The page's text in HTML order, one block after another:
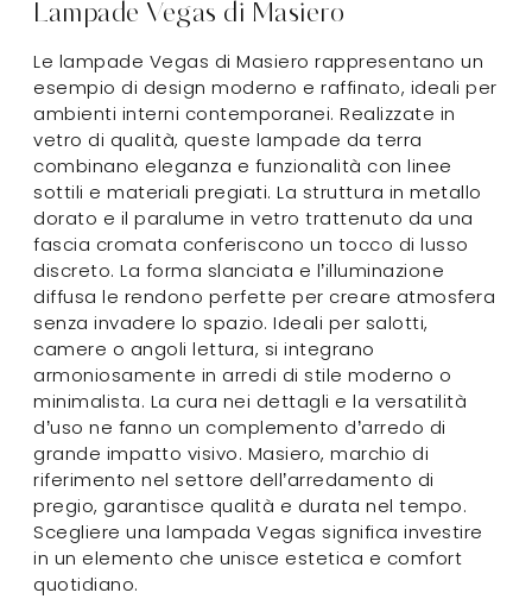
Lampade Vegas di Masiero
Le lampade Vegas di Masiero rappresentano un
esempio di design moderno e raffinato, ideali per
ambienti interni contemporanei. Realizzate in
vetro di qualità, queste lampade da terra
combinano eleganza e funzionalità con linee
sottili e materiali pregiati. La struttura in metallo
dorato e il paralume in vetro trattenuto da una
fascia cromata conferiscono un tocco di lusso
discreto. La forma slanciata e l’illuminazione
diffusa le rendono perfette per creare atmosfera
senza invadere lo spazio. Ideali per salotti,
camere o angoli lettura, si integrano
armoniosamente in arredi di stile moderno o
minimalista. La cura nei dettagli e la versatilità
d’uso ne fanno un complemento d’arredo di
grande impatto visivo. Masiero, marchio di
riferimento nel settore dell’arredamento di
pregio, garantisce qualità e durata nel tempo.
Scegliere una lampada Vegas significa investire
in un elemento che unisce estetica e comfort
quotidiano.